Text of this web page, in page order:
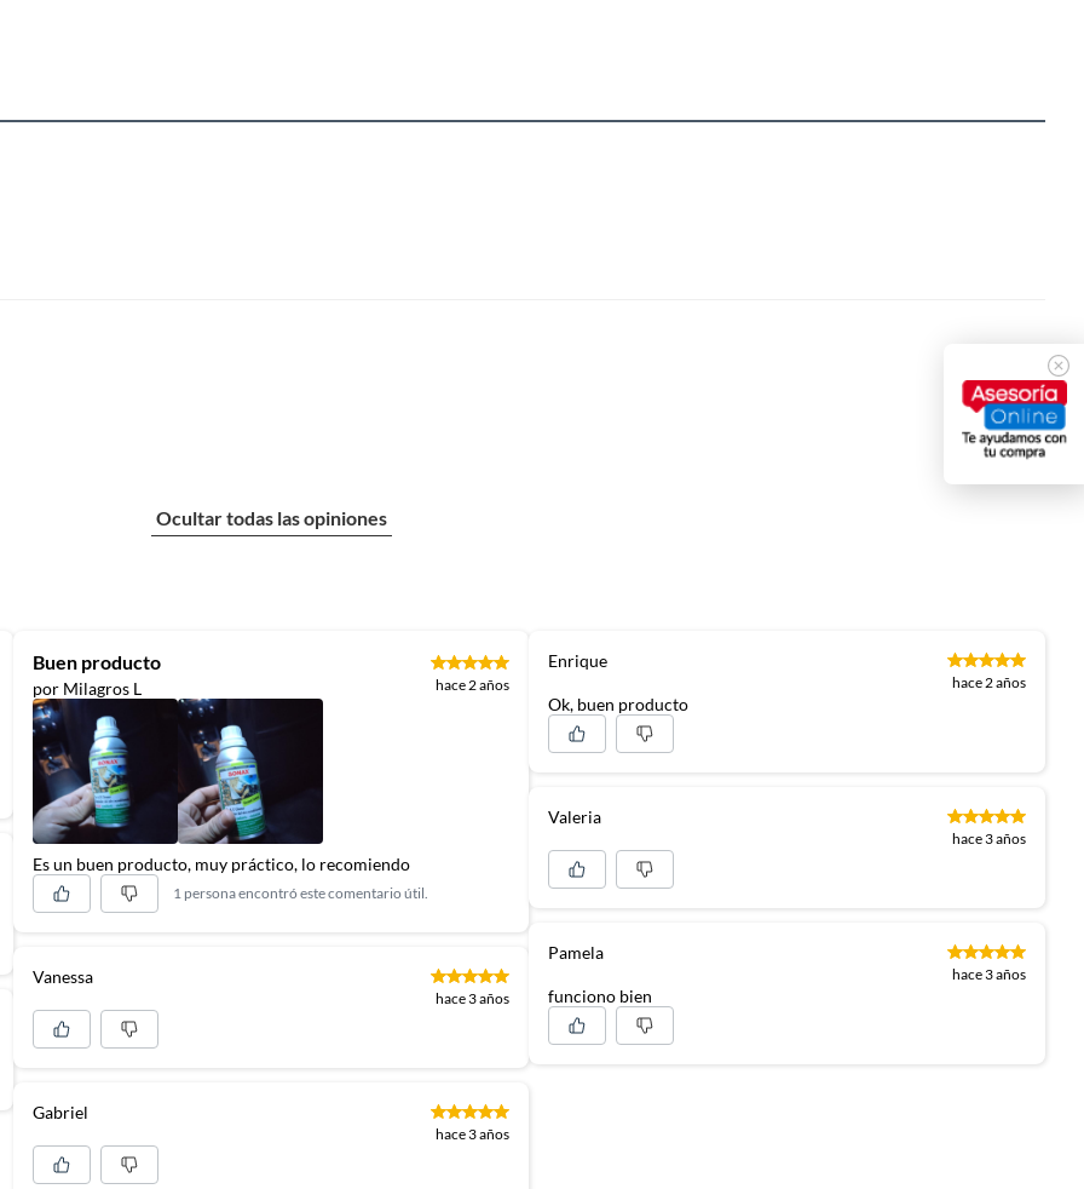
Ocultar todas las opiniones
Buen producto
por Milagros L hace 2 años
Es un buen producto, muy práctico, lo recomiendo
1 persona encontró este comentario útil.
Vanessa
hace 3 años
Gabriel
hace 3 años
Enrique
hace 2 años
Ok, buen producto
Valeria
hace 3 años
Pamela
hace 3 años
funciono bien